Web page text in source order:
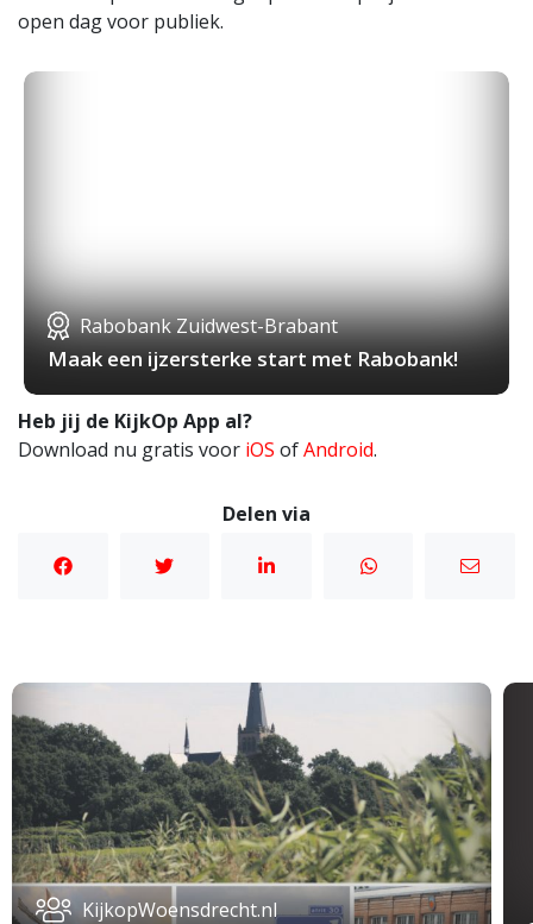
open dag voor publiek.
Rabobank Zuidwest-Brabant
Maak een ijzersterke start met Rabobank!
Heb jij de KijkOp App al?
Download nu gratis voor iOS ofAndroid.
Delen via
KijkopWoensdrecht.nl